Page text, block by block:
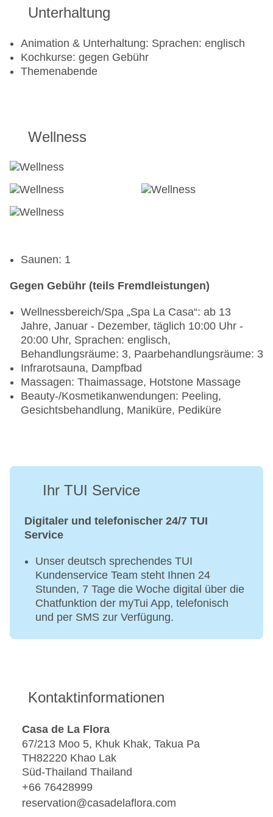
Unterhaltung
Animation & Unterhaltung: Sprachen: englisch
Kochkurse: gegen Gebühr
Themenabende
Wellness
Saunen: 1
Gegen Gebühr (teils Fremdleistungen)
Wellnessbereich/Spa „Spa La Casa“: ab 13
Jahre, Januar - Dezember, täglich 10:00 Uhr -
20:00 Uhr, Sprachen: englisch,
Behandlungsräume: 3, Paarbehandlungsräume: 3
Infrarotsauna, Dampfbad
Massagen: Thaimassage, Hotstone Massage
Beauty-/Kosmetikanwendungen: Peeling,
Gesichtsbehandlung, Maniküre, Pediküre
Ihr TUI Service
Digitaler und telefonischer 24/7 TUI
Service
Unser deutsch sprechendes TUI
Kundenservice Team steht Ihnen 24
Stunden, 7 Tage die Woche digital über die
Chatfunktion der myTui App, telefonisch
und per SMS zur Verfügung.
Kontaktinformationen
Casa de La Flora
67/213 Moo 5, Khuk Khak, Takua Pa
TH82220 Khao Lak
Süd-Thailand Thailand
+66 76428999
reservation@casadelaflora.com